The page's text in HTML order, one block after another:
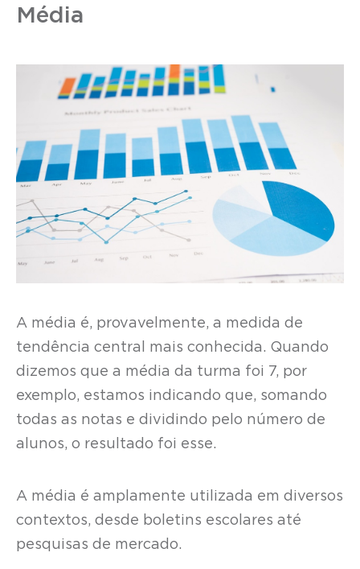
Média
A média é, provavelmente, a medida de
tendência central mais conhecida. Quando
dizemos que a média da turma foi 7, por
exemplo, estamos indicando que, somando
todas as notas e dividindo pelo número de
alunos, o resultado foi esse.
A média é amplamente utilizada em diversos
contextos, desde boletins escolares até
pesquisas de mercado.